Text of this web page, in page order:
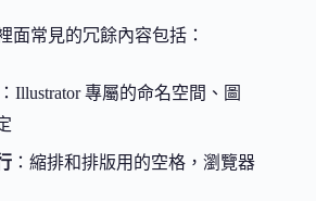
面常見的冗餘內容包括：
：Illustrator 專屬的命名空間、圖
：縮排和排版用的空格，瀏覽器